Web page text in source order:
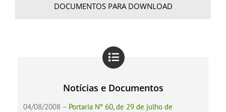
DOCUMENTOS PARA DOWNLOAD
Notícias e Documentos
04/08/2008 – Portaria Nº 60, de 29 de julho de